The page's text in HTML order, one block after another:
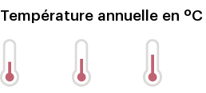
Température annuelle en ºC